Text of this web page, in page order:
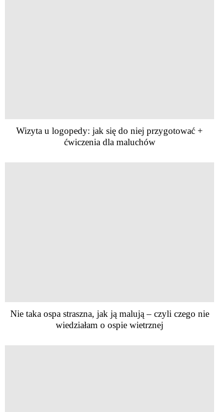
Wizyta u logopedy: jak się do niej przygotować +
ćwiczenia dla maluchów
Nie taka ospa straszna, jak ją malują – czyli czego nie
wiedziałam o ospie wietrznej